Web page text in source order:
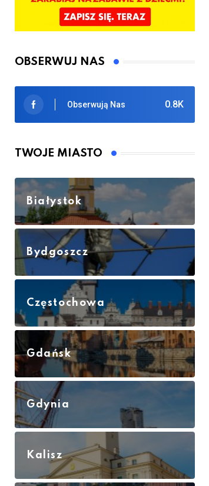
OBSERWUJ NAS
0.8K
Obserwują Nas
TWOJE MIASTO
Białystok
Bydgoszcz
Częstochowa
Gdańsk
Gdynia
Kalisz